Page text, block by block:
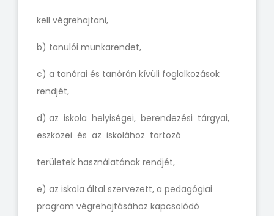
kell végrehajtani,
b) tanulói munkarendet,
c) a tanórai és tanórán kívüli foglalkozások
rendjét,
d) az iskola helyiségei, berendezési tárgyai,
eszközei és az iskolához tartozó
területek használatának rendjét,
e) az iskola által szervezett, a pedagógiai
program végrehajtásához kapcsolódó